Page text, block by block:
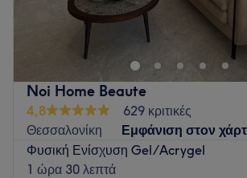
Go to venue
Noi Home Beaute
4,8
629 κριτικές
Θεσσαλονίκη
Εμφάνιση στον
Φυσική Ενίσχυση Gel/Acrygel
1 ώρα 30 λεπτά